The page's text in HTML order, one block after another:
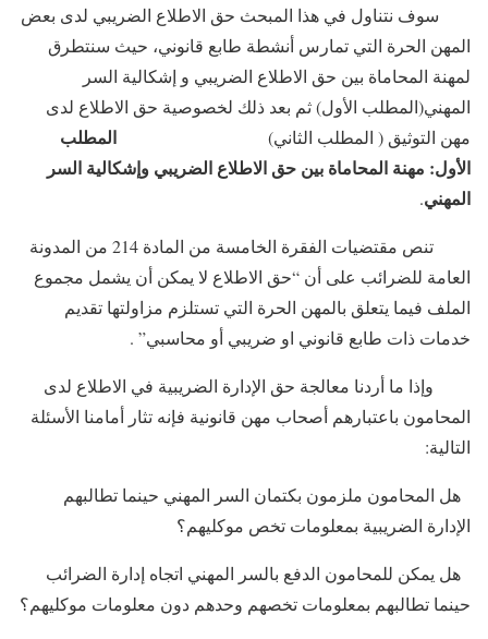
سوف نتناول في هذا المبحث حق الاطلاع الضريبي لدى بعض
المهن الحرة التي تمارس أنشطة طابع قانوني، حيث سنتطرق
لمهنة المحاماة بين حق الاطلاع الضريبي و إشكالية السر
المهني(المطلب الأول) ثم بعد ذلك لخصوصية حق الاطلاع لدى
مهن التوثيق ( المطلب الثاني) المطلب
الأول: مهنة المحاماة بين حق الاطلاع الضريبي وإشكالية السر
المهني.
تنص مقتضيات الفقرة الخامسة من المادة 214 من المدونة
العامة للضرائب على أن “حق الاطلاع لا يمكن أن يشمل مجموع
الملف فيما يتعلق بالمهن الحرة التي تستلزم مزاولتها تقديم
خدمات ذات طابع قانوني او ضريبي أو محاسبي” .
وإذا ما أردنا معالجة حق الإدارة الضريبية في الاطلاع لدى
المحامون باعتبارهم أصحاب مهن قانونية فإنه تثار أمامنا الأسئلة
التالية:
هل المحامون ملزمون بكتمان السر المهني حينما تطالبهم
الإدارة الضريبية بمعلومات تخص موكليهم؟
هل يمكن للمحامون الدفع بالسر المهني اتجاه إدارة الضرائب
حينما تطالبهم بمعلومات تخصهم وحدهم دون معلومات موكليهم؟